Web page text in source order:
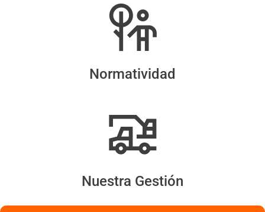
Normatividad
Nuestra Gestión